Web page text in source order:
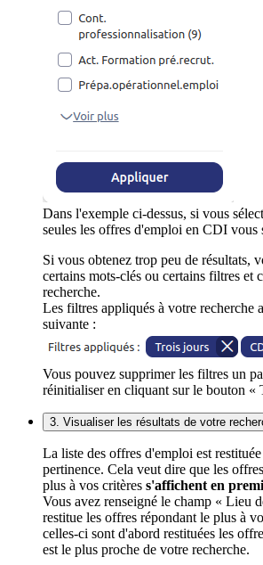
Dans l'exemple ci-dessus, si vous
seules les offres d'emploi en CDI vous
Si vous obtenez trop peu de résultats,
certains mots-clés ou certains filtres et
recherche.
Les filtres appliqués à votre recherche
suivante :
Vous pouvez supprimer les filtres un
réinitialiser en cliquant sur le bouton «
3. Visualiser les résultats de votre
La liste des offres d'emploi est
pertinence. Cela veut dire que les
plus à vos critères s'affichent en
Vous avez renseigné le champ « Lieu
restitue les offres répondant le plus à
celles-ci sont d'abord restituées les
est le plus proche de votre recherche.